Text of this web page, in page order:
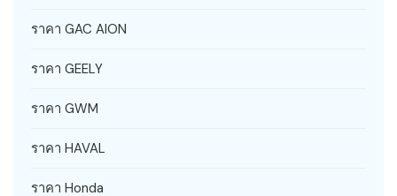
ราคา GAC AION
ราคา GEELY
ราคา GWM
ราคา HAVAL
ราคา Honda